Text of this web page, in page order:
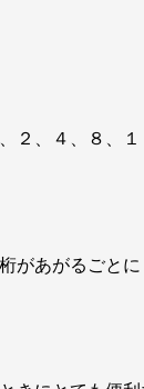
２、４、８、
があがるごと